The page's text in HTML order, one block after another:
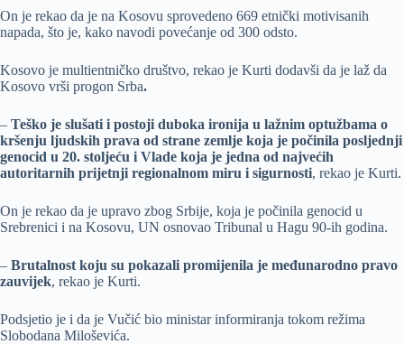
On je rekao da je na Kosovu sprovedeno 669 etnički motivisanih
napada, što je, kako navodi povećanje od 300 odsto.
Kosovo je multientničko društvo, rekao je Kurti dodavši da je laž da
Kosovo vrši progon Srba.
– Teško je slušati i postoji duboka ironija u lažnim optužbama o
kršenju ljudskih prava od strane zemlje koja je počinila posljednji
genocid u 20. stoljeću i Vlade koja je jedna od najvećih
autoritarnih prijetnji regionalnom miru i sigurnosti, rekao je Kurti.
On je rekao da je upravo zbog Srbije, koja je počinila genocid u
Srebrenici i na Kosovu, UN osnovao Tribunal u Hagu 90-ih godina.
– Brutalnost koju su pokazali promijenila je međunarodno pravo
zauvijek, rekao je Kurti.
Podsjetio je i da je Vučić bio ministar informiranja tokom režima
Slobodana Miloševića.